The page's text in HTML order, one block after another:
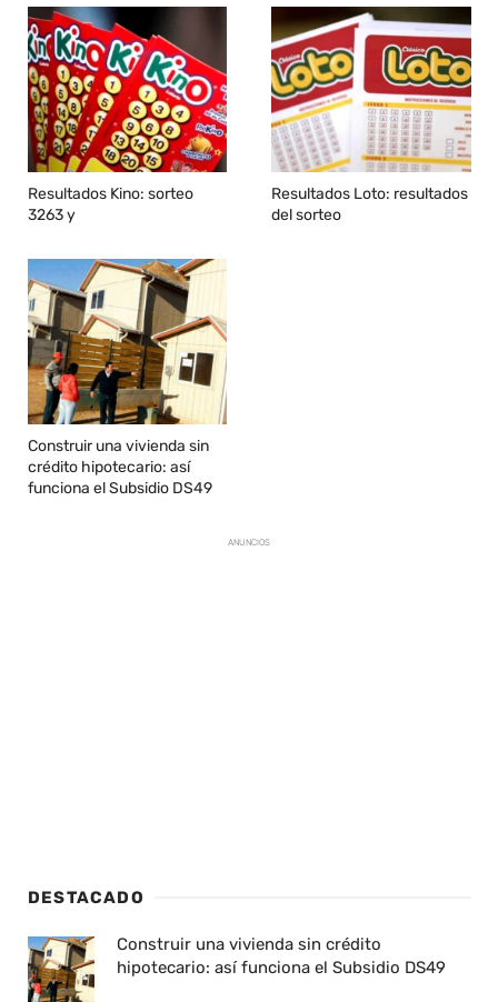
Resultados Kino: sorteo
3263 y
Resultados Loto: resultados
del sorteo
Construir una vivienda sin
crédito hipotecario: así
funciona el Subsidio DS49
ANUNCIOS
DESTACADO
Construir una vivienda sin crédito
hipotecario: así funciona el Subsidio DS49